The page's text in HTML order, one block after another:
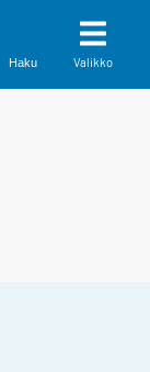
Haku Valikko